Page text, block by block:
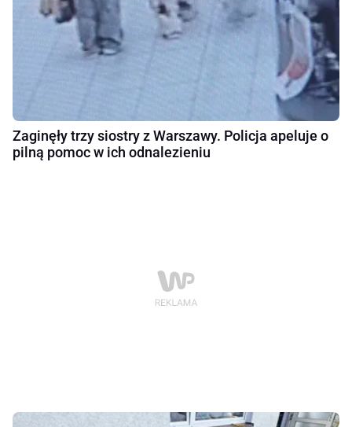
Zaginęły trzy siostry z Warszawy. Policja apeluje o
pilną pomoc w ich odnalezieniu